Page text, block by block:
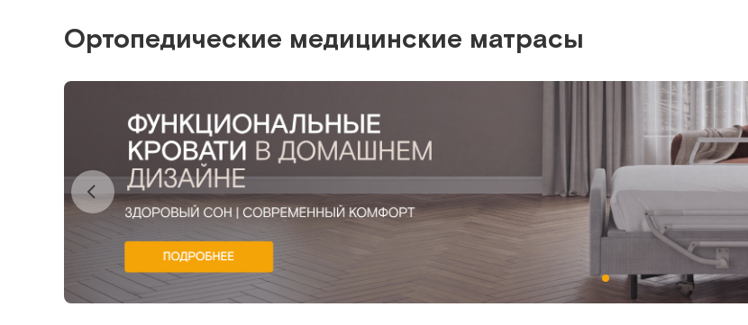
Ортопедические медицинские матрасы